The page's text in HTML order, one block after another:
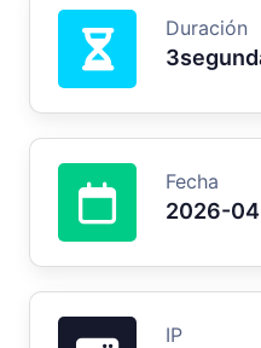
Duración
Fecha
2026-
IP